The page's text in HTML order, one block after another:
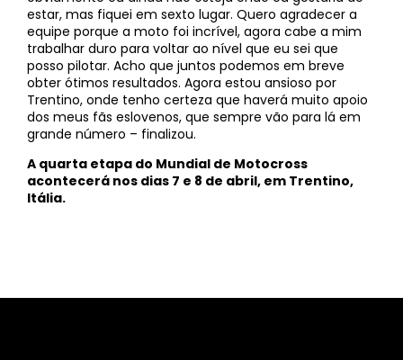
estar, mas fiquei em sexto lugar. Quero agradecer a
equipe porque a moto foi incrível, agora cabe a mim
trabalhar duro para voltar ao nível que eu sei que
posso pilotar. Acho que juntos podemos em breve
obter ótimos resultados. Agora estou ansioso por
Trentino, onde tenho certeza que haverá muito apoio
dos meus fãs eslovenos, que sempre vão para lá em
grande número – finalizou.
A quarta etapa do Mundial de Motocross
acontecerá nos dias 7 e 8 de abril, em Trentino,
Itália.